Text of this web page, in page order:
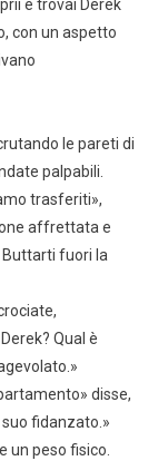
e trovai Derek
con un aspetto
le pareti di
palpabili.
trasferiti»,
affrettata e
fuori la
Qual è
disse,
suo fidanzato.»
un peso fisico.